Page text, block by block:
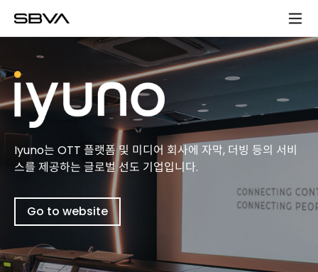
모
바
Iyuno는 OTT 플랫폼 및 미디어 회사에 자막, 더빙 등의 서비
스를 제공하는 글로벌 선도 기업입니다.
Go to website